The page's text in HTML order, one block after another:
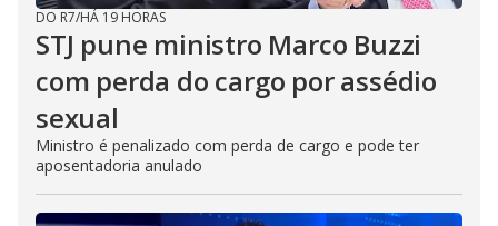
DO R7/HÁ 19 HORAS
STJ pune ministro Marco Buzzi
com perda do cargo por assédio
sexual
Ministro é penalizado com perda de cargo e pode ter
aposentadoria anulado